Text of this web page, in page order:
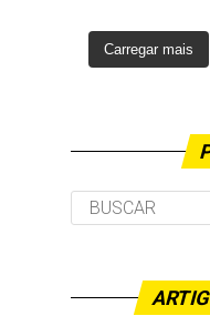
Carregar mais